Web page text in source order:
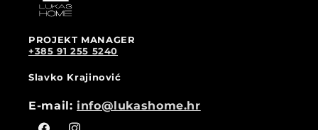
PROJEKT MANAGER
+385 91 255 5240
Slavko Krajinović
E-mail: info@lukashome.hr